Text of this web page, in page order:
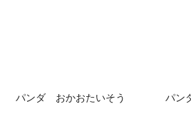
パンダ おかおたいそう パン